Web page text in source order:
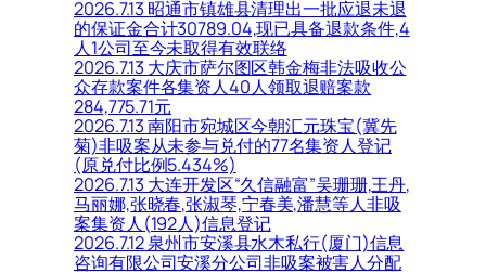
2026.7.13 昭通市镇雄县清理出一批应退未退
的保证金合计30789.04,现已具备退款条件,4
人1公司至今未取得有效联络
2026.7.13 大庆市萨尔图区韩金梅非法吸收公
众存款案件各集资人40人领取退赔案款
284,775.71元
2026.7.13 南阳市宛城区今朝汇元珠宝(冀先
菊)非吸案从未参与兑付的77名集资人登记
(原兑付比例5.434%)
2026.7.13 大连开发区“久信融富”吴珊珊,王丹,
马丽娜,张晓春,张淑琴,宁春美,潘慧等人非吸
案集资人(192人)信息登记
2026.7.12 泉州市安溪县水木私行(厦门)信息
咨询有限公司安溪分公司非吸案被害人分配